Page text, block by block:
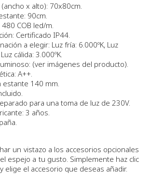
x alto): 70x80cm.
90cm.
COB led/m.
Certificado IP44.
a elegir: Luz fría: 6.000ºK, Luz
cálida: 3.000ºK.
(ver imágenes del producto).
A++.
140 mm.
para una toma de luz de 230V.
3 años.
un vistazo a los accesorios opcionales
espejo a tu gusto. Simplemente haz clic
elige el accesorio que deseas añadir.